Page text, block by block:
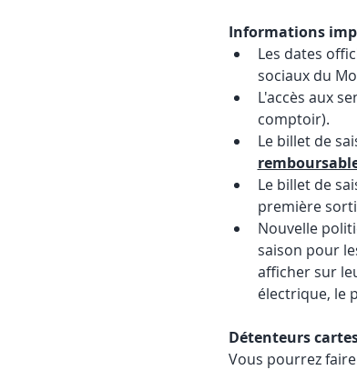
Informations
Les dates
sociaux du
L'accès aux
comptoir).
Le billet de
Le billet de
première
Nouvelle
saison pour
afficher sur
électrique, le
Détenteurs
Vous pourrez